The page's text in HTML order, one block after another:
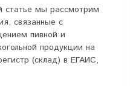
статье мы рассмотрим
связанные с
пивной и
продукции на
(склад) в ЕГАИС,